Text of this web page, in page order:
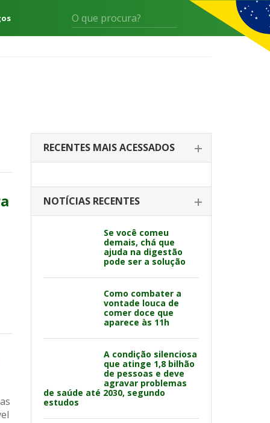
RECENTES MAIS ACESSADOS
NOTÍCIAS RECENTES
Se você comeu
demais, chá que
ajuda na digestão
pode ser a solução
Como combater a
vontade louca de
comer doce que
aparece às 11h
A condição silenciosa
que atinge 1,8 bilhão
de pessoas e deve
agravar problemas
de saúde até 2030, segundo
estudos